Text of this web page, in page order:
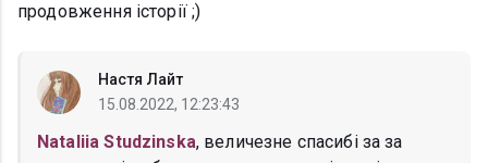
продовження історії ;)
Настя Лайт
15.08.2022, 12:23:43
Nataliia Studzinska, величезне спасибі за за